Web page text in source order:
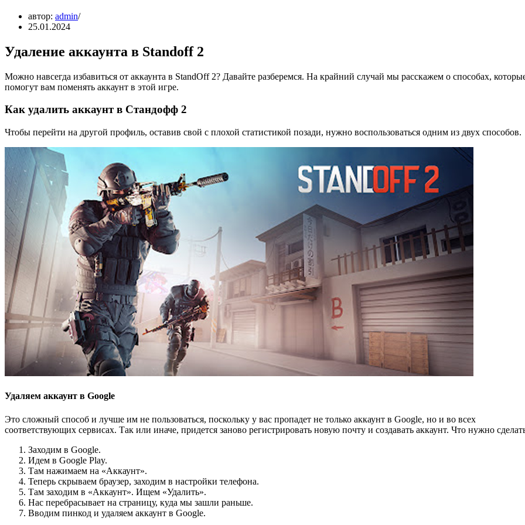
автор: admin
25.01.2024
Удаление аккаунта в Standoff 2
Можно навсегда избавиться от аккаунта в StandOff 2? Давайте разберемся. На крайний случай мы расскажем о способах,
помогут вам поменять аккаунт в этой игре.
Как удалить аккаунт в Стандофф 2
Чтобы перейти на другой профиль, оставив свой с плохой статистикой позади, нужно воспользоваться одним из двух способов.
Удаляем аккаунт в Google
Это сложный способ и лучше им не пользоваться, поскольку у вас пропадет не только аккаунт в Google, но и во всех
соответствующих сервисах. Так или иначе, придется заново регистрировать новую почту и создавать аккаунт. Что нужно
Заходим в Google.
Идем в Google Play.
Там нажимаем на «Аккаунт».
Теперь скрываем браузер, заходим в настройки телефона.
Там заходим в «Аккаунт». Ищем «Удалить».
Нас перебрасывает на страницу, куда мы зашли раньше.
Вводим пинкод и удаляем аккаунт в Google.